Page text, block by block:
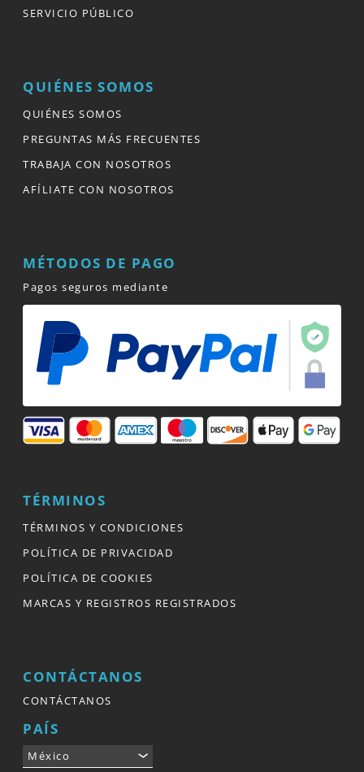
SERVICIO PÚBLICO
QUIÉNES SOMOS
QUIÉNES SOMOS
PREGUNTAS MÁS FRECUENTES
TRABAJA CON NOSOTROS
AFÍLIATE CON NOSOTROS
MÉTODOS DE PAGO
Pagos seguros mediante
TÉRMINOS
TÉRMINOS Y CONDICIONES
POLÍTICA DE PRIVACIDAD
POLÍTICA DE COOKIES
MARCAS Y REGISTROS REGISTRADOS
CONTÁCTANOS
CONTÁCTANOS
PAÍS
México